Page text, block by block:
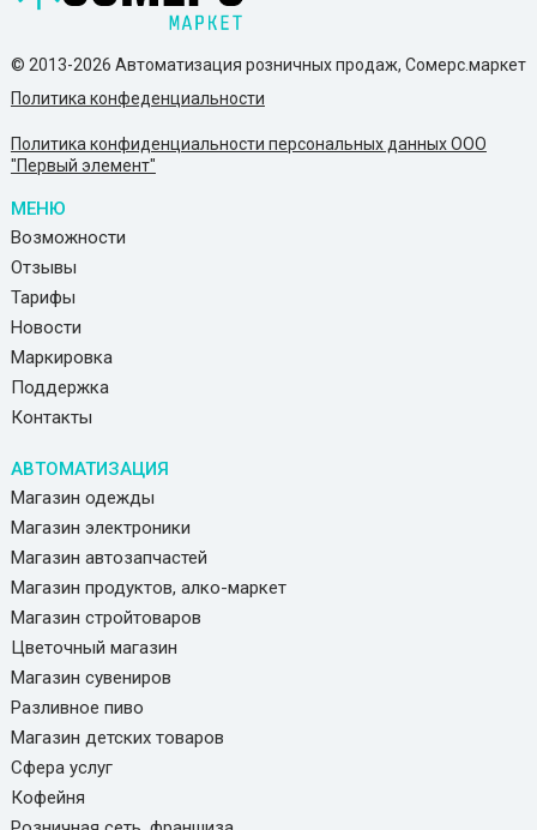
© 2013-2026 Автоматизация розничных продаж, Сомерс.маркет
Политика конфеденциальности
Политика конфиденциальности персональных данных ООО
"Первый элемент"
МЕНЮ
Возможности
Отзывы
Тарифы
Новости
Маркировка
Поддержка
Контакты
АВТОМАТИЗАЦИЯ
Магазин одежды
Магазин электроники
Магазин автозапчастей
Магазин продуктов, алко-маркет
Магазин стройтоваров
Цветочный магазин
Магазин сувениров
Разливное пиво
Магазин детских товаров
Сфера услуг
Кофейня